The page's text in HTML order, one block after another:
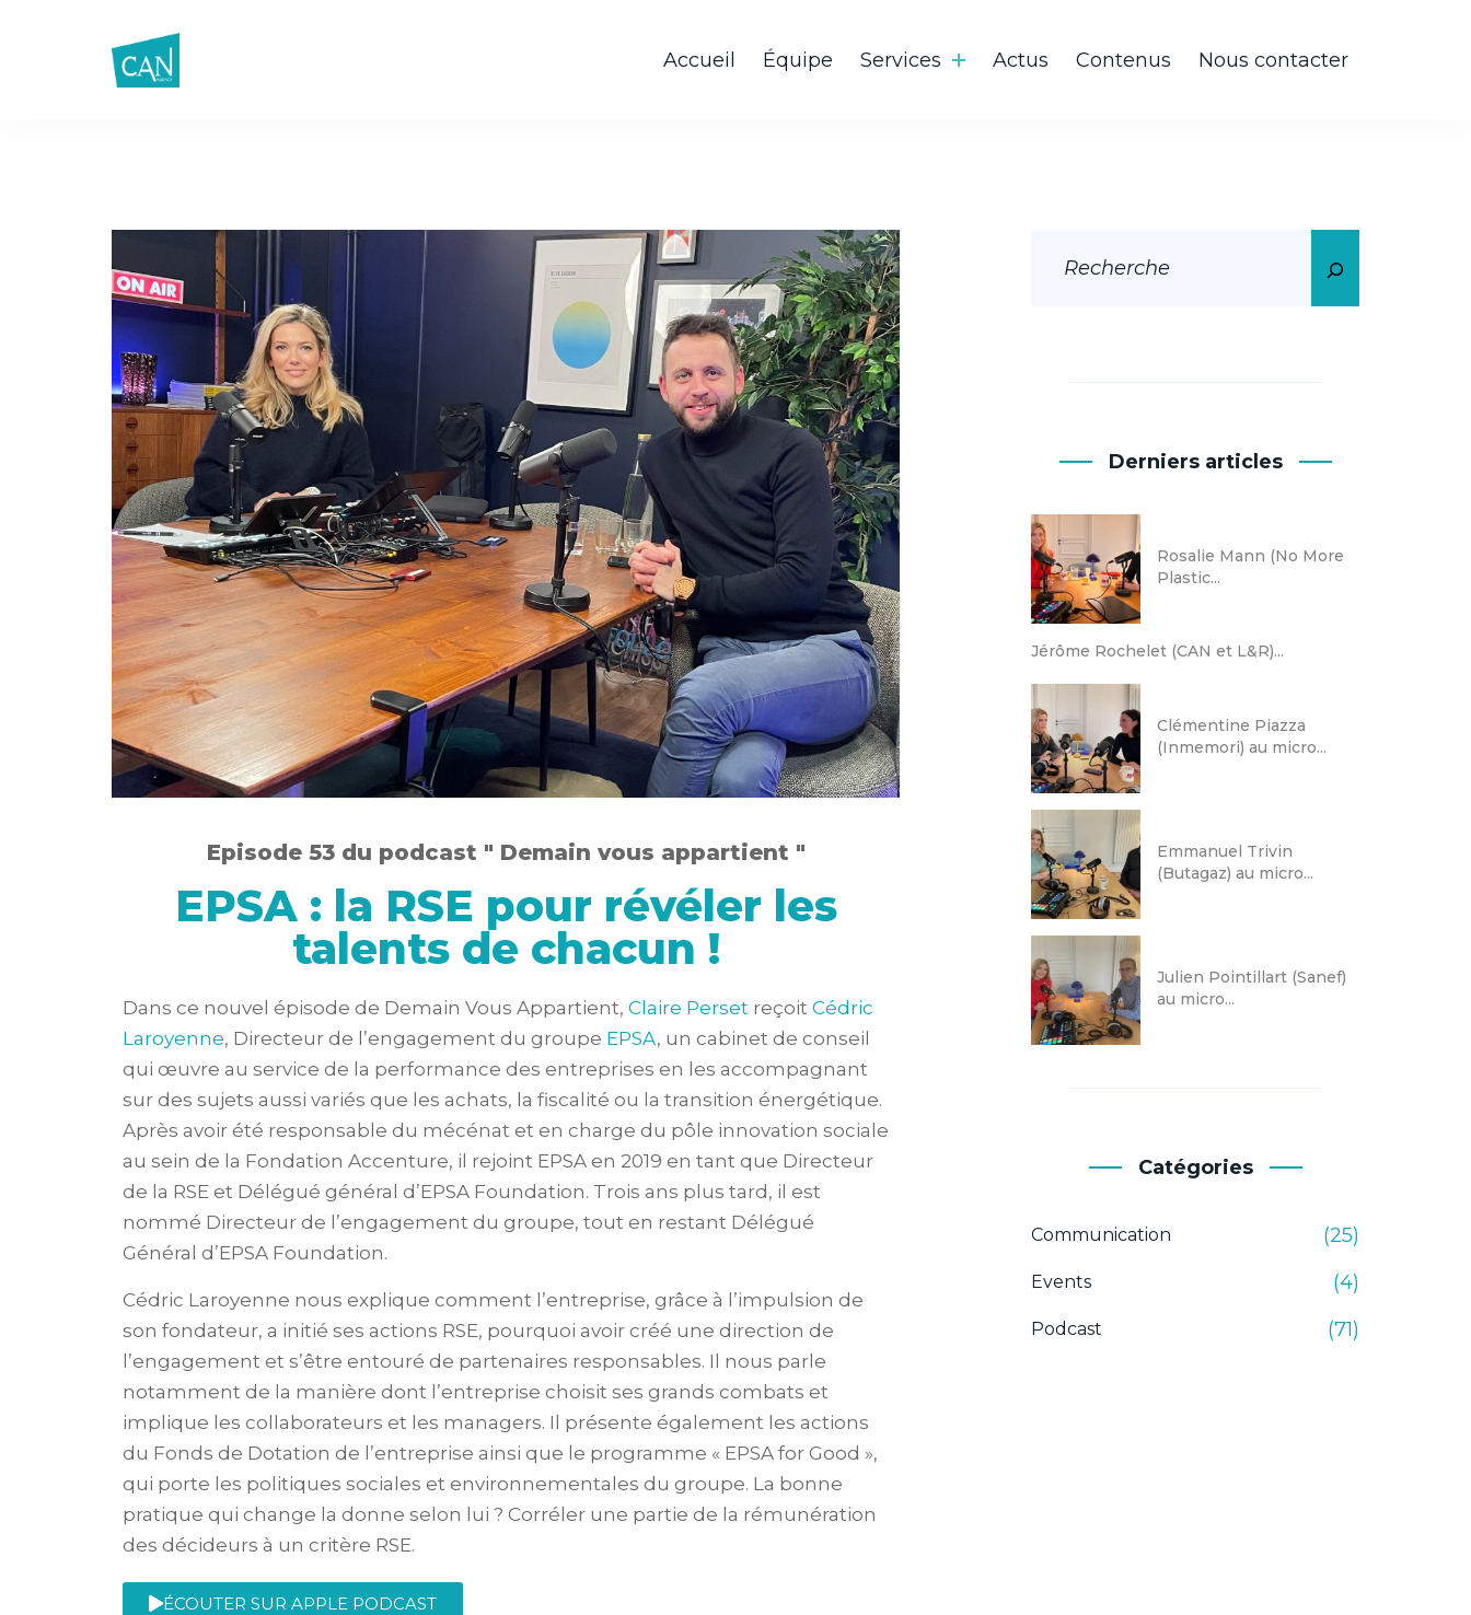
Accueil Équipe Services Actus Contenus Nous contacter
Episode 53 du podcast " Demain vous appartient "
EPSA : la RSE pour révéler les
talents de chacun !
Dans ce nouvel épisode de Demain Vous Appartient, Claire Perset reçoit Cédric
Laroyenne, Directeur de l’engagement du groupe EPSA, un cabinet de conseil
qui œuvre au service de la performance des entreprises en les accompagnant
sur des sujets aussi variés que les achats, la fiscalité ou la transition énergétique.
Après avoir été responsable du mécénat et en charge du pôle innovation sociale
au sein de la Fondation Accenture, il rejoint EPSA en 2019 en tant que Directeur
de la RSE et Délégué général d’EPSA Foundation. Trois ans plus tard, il est
nommé Directeur de l’engagement du groupe, tout en restant Délégué
Général d’EPSA Foundation.
Cédric Laroyenne nous explique comment l’entreprise, grâce à l’impulsion de
son fondateur, a initié ses actions RSE, pourquoi avoir créé une direction de
l’engagement et s’être entouré de partenaires responsables. Il nous parle
notamment de la manière dont l’entreprise choisit ses grands combats et
implique les collaborateurs et les managers. Il présente également les actions
du Fonds de Dotation de l’entreprise ainsi que le programme « EPSA for Good »,
qui porte les politiques sociales et environnementales du groupe. La bonne
pratique qui change la donne selon lui ? Corréler une partie de la rémunération
des décideurs à un critère RSE.
ÉCOUTER SUR APPLE PODCAST
Derniers articles
Rosalie Mann (No More
Plastic...
Jérôme Rochelet (CAN et L&R)...
Clémentine Piazza
(Inmemori) au micro...
Emmanuel Trivin
(Butagaz) au micro...
Julien Pointillart (Sanef)
au micro...
Catégories
Communication (25)
Events (4)
Podcast (71)